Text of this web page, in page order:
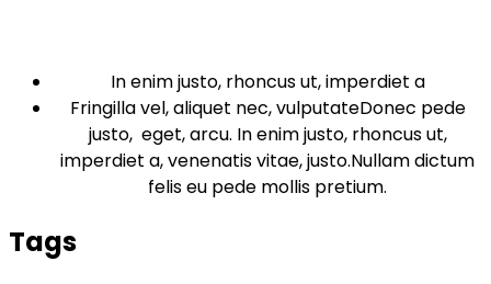
In enim justo, rhoncus ut, imperdiet a
Fringilla vel, aliquet nec, vulputateDonec pede
justo, eget, arcu. In enim justo, rhoncus ut,
imperdiet a, venenatis vitae, justo.Nullam dictum
felis eu pede mollis pretium.
Tags